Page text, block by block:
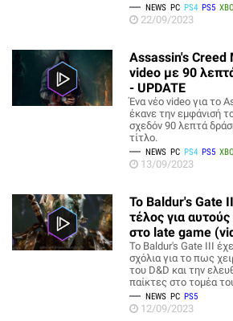
NEWS PC PS4 PS5
22/09/2023
Assassin's Creed
video με 90
- UPDATE
Ένα νέο video για το
έκανε την εμφάνισή
σχεδόν 90 λεπτά
τίτλο.
NEWS PC PS4 PS5
13/09/2023
To Baldur's Gate
τέλος για
στο late game
Το Baldur's Gate III
σχόλια για το πως
του D&D και την
παίκτες στο τομέα
NEWS PC PS5
12/09/2023